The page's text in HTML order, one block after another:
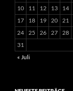
10
11 12 13 14
17
18 19 20 21
24 25 26 27 28
31
« Juli